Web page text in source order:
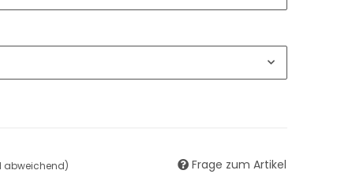
abweichend) Frage zum Artikel